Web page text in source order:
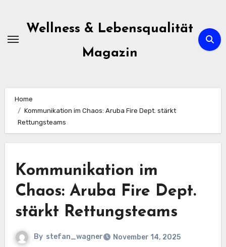
contentWellness & Lebensqualität
Magazin
Home
Kommunikation im Chaos: Aruba Fire Dept. stärkt
Rettungsteams
Kommunikation im
Chaos: Aruba Fire Dept.
stärkt Rettungsteams
By stefan_wagner November 14, 2025